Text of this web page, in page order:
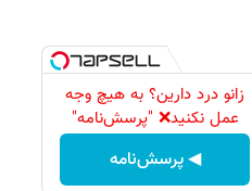
زانو درد دارین؟ به هیچ وجه
عمل نکنید❌ "پرسش‌نامه"
◀ پرسش‌نامه